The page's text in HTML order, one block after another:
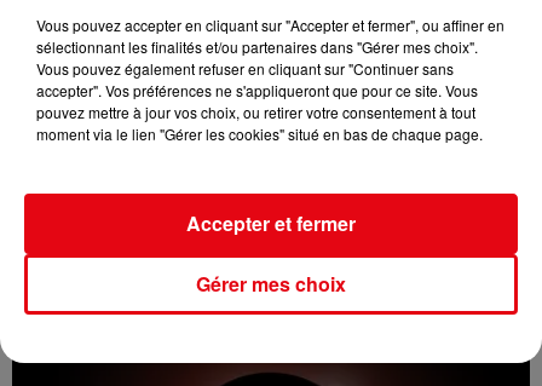
prison...
Vous pouvez accepter en cliquant sur "Accepter et fermer", ou affiner en
sélectionnant les finalités et/ou partenaires dans "Gérer mes choix".
Vous pouvez également refuser en cliquant sur "Continuer sans
accepter". Vos préférences ne s'appliqueront que pour ce site. Vous
pouvez mettre à jour vos choix, ou retirer votre consentement à tout
moment via le lien "Gérer les cookies" situé en bas de chaque page.
Gérer mes choix
Accepter et fermer